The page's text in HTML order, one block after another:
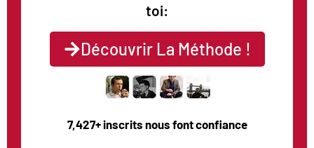
toi:
Découvrir La Méthode !
7,427+ inscrits nous font confiance